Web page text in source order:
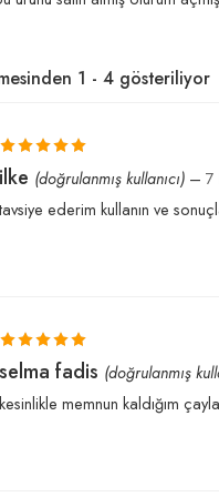
1 - 4 gösteriliyor
5 üzerinden
oy aldı
ilke (doğrulanmış kullanıcı) – 7
tavsiye ederim kullanın ve
5 üzerinden
5
oy aldı
selma fadis (doğrulanmış
kesinlikle memnun kaldığım